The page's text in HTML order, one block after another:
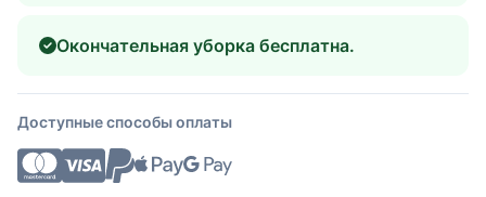
Окончательная уборка бесплатна.
Доступные способы оплаты